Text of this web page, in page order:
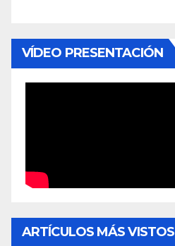
VÍDEO PRESENTACIÓN
ARTÍCULOS MÁS VISTOS